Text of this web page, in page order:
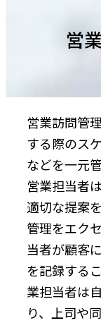
営
営業訪問管
する際のス
などを一元
営業担当者
適切な提案
管理をエク
当者が顧客
を記録する
業担当者は
り、上司や